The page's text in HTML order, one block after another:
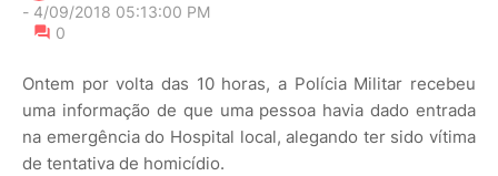
- 4/09/2018 05:13:00 PM
0
Ontem por volta das 10 horas, a Polícia Militar recebeu
uma informação de que uma pessoa havia dado entrada
na emergência do Hospital local, alegando ter sido vítima
de tentativa de homicídio.